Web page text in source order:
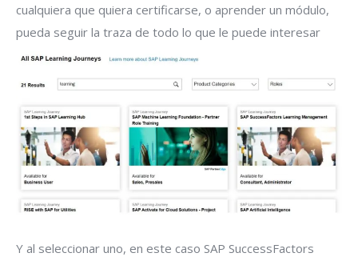
cualquiera que quiera certificarse, o aprender un módulo,
pueda seguir la traza de todo lo que le puede interesar
Y al seleccionar uno, en este caso SAP SuccessFactors